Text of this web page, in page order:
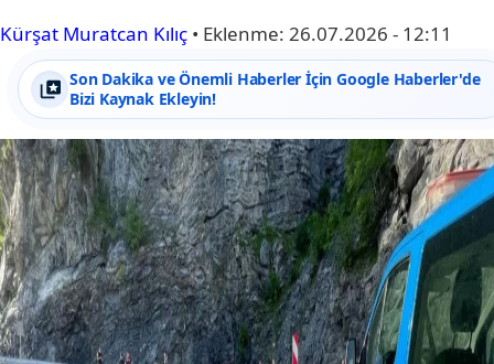
Kürşat Muratcan Kılıç • Eklenme: 26.07.2026 - 12:11
Son Dakika ve Önemli Haberler İçin Google Haberler'de
Bizi Kaynak Ekleyin!